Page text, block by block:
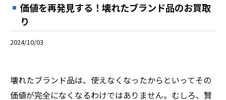
価値を再発見する！壊れたブランド品のお買取
り
2024/10/03
壊れたブランド品は、使えなくなったからといってその
価値が完全になくなるわけではありません。むしろ、賢